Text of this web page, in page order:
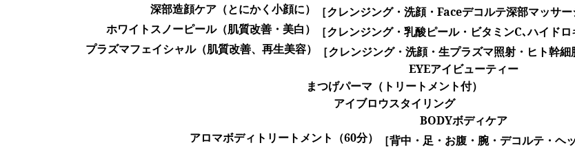
深部造顔ケア（とにかく小顔に） ［クレンジング・洗顔・Faceデコルテ深部マッサー
ホワイトスノーピール（肌質改善・美白） ［クレンジング・乳酸ピール・ビタミンC､ハイドロ
プラズマフェイシャル（肌質改善、再生美容） ［クレンジング・洗顔・生プラズマ照射・ヒト幹細
EYEアイビューティー
まつげパーマ （トリートメント付）
アイブロウスタイリング
BODYボディケア
アロマボディトリートメント （60分） ［背中・足・お腹・腕・デコルテ・ヘッ